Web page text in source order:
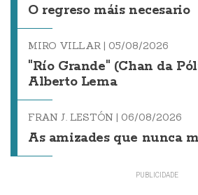
O regreso máis necesario
MIRO VILLAR | 05/08/2026
"Río Grande" (Chan da
Alberto Lema
FRAN J. LESTÓN | 06/08/2026
As amizades que nunca